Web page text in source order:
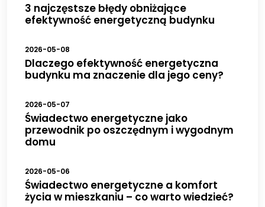
3 najczęstsze błędy obniżające
efektywność energetyczną budynku
2026-05-08
Dlaczego efektywność energetyczna
budynku ma znaczenie dla jego ceny?
2026-05-07
Świadectwo energetyczne jako
przewodnik po oszczędnym i wygodnym
domu
2026-05-06
Świadectwo energetyczne a komfort
życia w mieszkaniu – co warto wiedzieć?